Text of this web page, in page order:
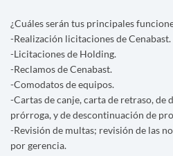
¿Cuáles serán tus principales
-Realización licitaciones de Cenabast.
-Licitaciones de Holding.
-Reclamos de Cenabast.
-Comodatos de equipos.
-Cartas de canje, carta de retraso, de
prórroga, y de descontinuación de
-Revisión de multas; revisión de las
por gerencia.